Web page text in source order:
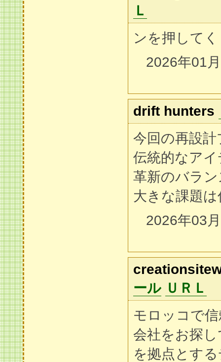
Ｌ
ンを押してく
2026年01
drift hunters
今回の再設
伝統的なア
革新のバラ
大きな課題
2026年03
ール ＵＲＬ
モロッコで
会社をお探
を拠点とす